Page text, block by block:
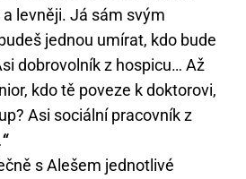
levněji. Já sám svým
jednou umírat, kdo bude
dobrovolník z hospicu… Až
kdo tě poveze k doktorovi,
Asi sociální pracovník z
“
s Alešem jednotlivé